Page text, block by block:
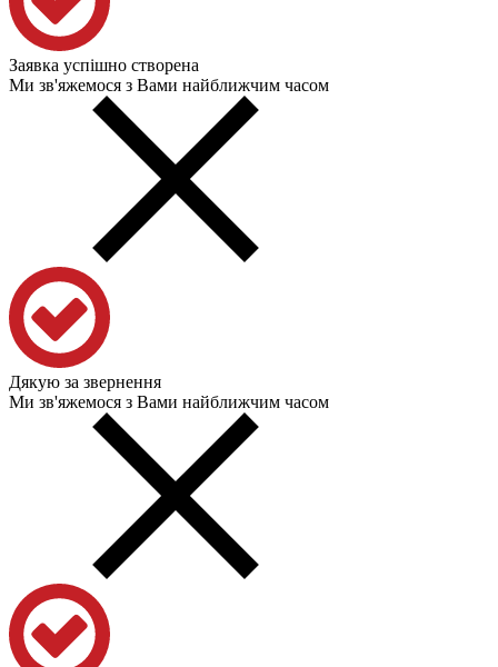
Заявка успішно створена
Ми зв'яжемося з Вами найближчим часом
Дякую за звернення
Ми зв'яжемося з Вами найближчим часом